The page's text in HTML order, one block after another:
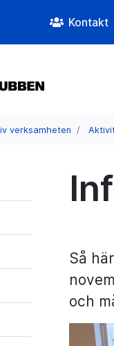
Kontakt
verksamheten
Så
och